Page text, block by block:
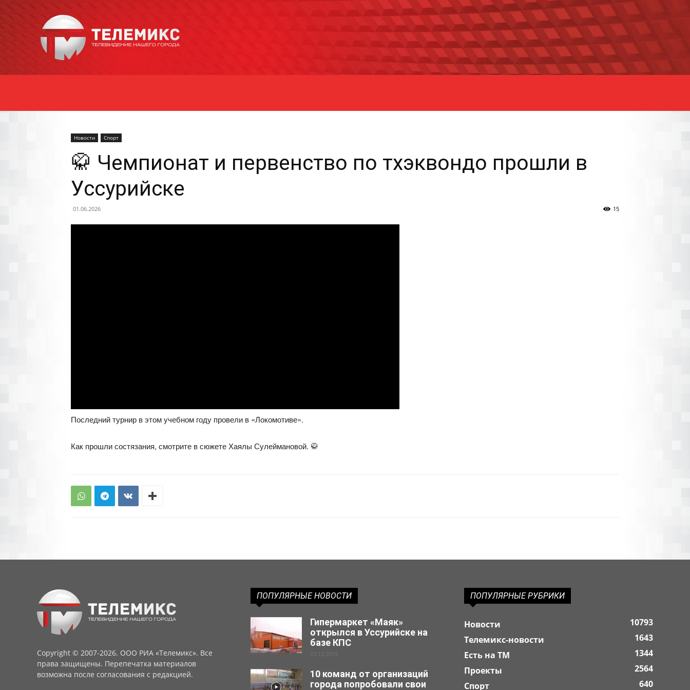
Уссурийска
Новости Спорт
🥋 Чемпионат и первенство по тхэквондо прошли в
Уссурийске
01.06.2026 15
Последний турнир в этом учебном году провели в «Локомотиве».
Как прошли состязания, смотрите в сюжете Хаялы Сулеймановой. 🥋
Copyright © 2007-2026. ООО РИА «Телемикс». Все
права защищены. Перепечатка материалов
возможна после согласования с редакцией.
ПОПУЛЯРНЫЕ НОВОСТИ
Гипермаркет «Маяк»
открылся в Уссурийске на
базе КПС
23.12.2019
10 команд от организаций
города попробовали свои
ПОПУЛЯРНЫЕ РУБРИКИ
Новости
10793
Телемикс-новости
1643
Есть на ТМ
1344
Проекты
2564
Спорт
640